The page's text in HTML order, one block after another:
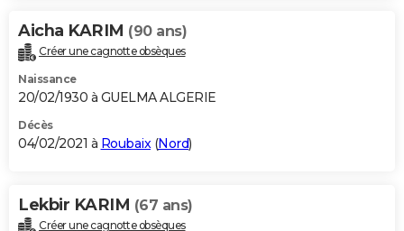
Aicha KARIM (90 ans)
Créer une cagnotte obsèques
Naissance
20/02/1930 à GUELMA ALGERIE
Décès
04/02/2021 à Roubaix(Nord)
Lekbir KARIM (67 ans)
Créer une cagnotte obsèques